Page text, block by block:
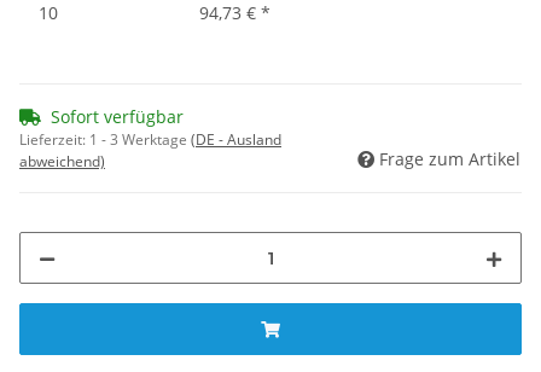
10
94,73 € *
Sofort verfügbar
Lieferzeit: 1 - 3 Werktage (DE - Ausland
abweichend)
Frage zum Artikel